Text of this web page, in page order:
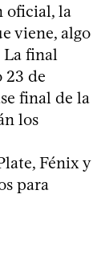
oficial, la
viene, algo
final
23 de
final de la
los
Fénix y
para